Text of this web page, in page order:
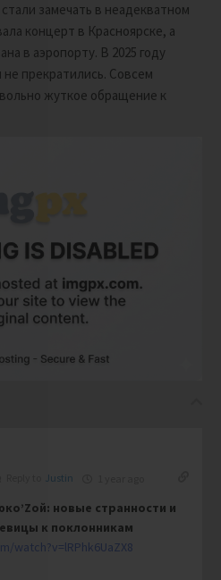
замечать в неадекватном
концерт в Красноярске, а
в аэропорту. В 2025 году
не прекратились. Совсем
жуткое обращение к
Justin
новые странности и
к поклонникам
watch?v=lRPhk6UaZX8